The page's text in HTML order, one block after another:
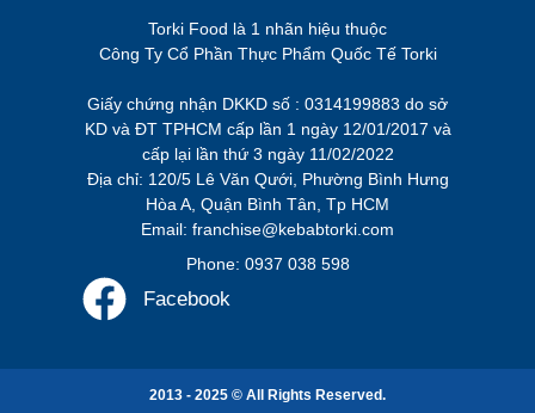
Torki Food là 1 nhãn hiệu thuộc
Công Ty Cổ Phần Thực Phẩm Quốc Tế Torki
Giấy chứng nhận DKKD số : 0314199883 do sở
KD và ĐT TPHCM cấp lần 1 ngày 12/01/2017 và
cấp lại lần thứ 3 ngày 11/02/2022
Địa chỉ: 120/5 Lê Văn Qưới, Phường Bình Hưng
Hòa A, Quận Bình Tân, Tp HCM
Email: franchise@kebabtorki.com
Phone: 0937 038 598
Facebook
2013 - 2025 © All Rights Reserved.